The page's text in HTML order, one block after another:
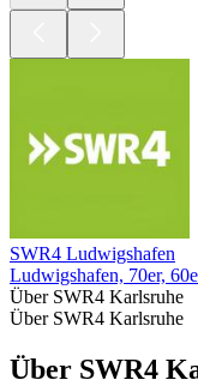
SWR4 Ludwigshafen
Ludwigshafen, 70er,
Über SWR4 Karlsruhe
Über SWR4 Karlsruhe
Über SWR4